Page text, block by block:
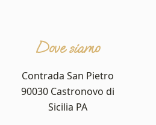
Dove siamo
Contrada San Pietro
90030 Castronovo di
Sicilia PA